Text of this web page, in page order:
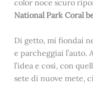
color noce scuro
National Park Coral
Di getto, mi fiondai
e parcheggiai l’auto.
l’idea e così, con
sete di nuove mete,